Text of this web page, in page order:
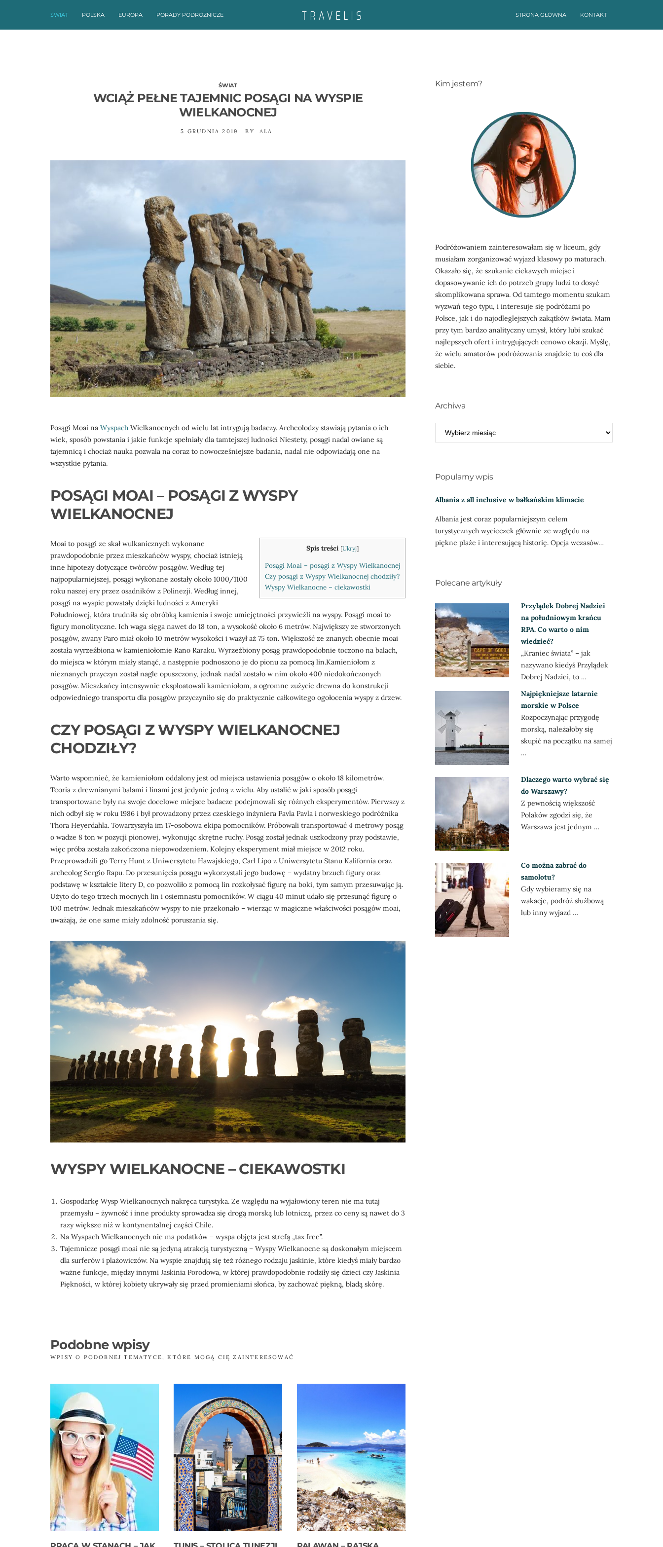
ŚWIAT POLSKA EUROPA PORADY PODRÓŻNICZE STRONA GŁÓWNA KONTAKT
ŚWIAT
WCIĄŻ PEŁNE TAJEMNIC POSĄGI NA WYSPIE
WIELKANOCNEJ
5 GRUDNIA 2019 BY ALA
Posągi Moai na Wyspach Wielkanocnych od wielu lat intrygują badaczy. Archeolodzy stawiają pytania o ich
wiek, sposób powstania i jakie funkcje spełniały dla tamtejszej ludności Niestety, posągi nadal owiane są
tajemnicą i chociaż nauka pozwala na coraz to nowocześniejsze badania, nadal nie odpowiadają one na
wszystkie pytania.
POSĄGI MOAI – POSĄGI Z WYSPY
WIELKANOCNEJ
Spis treści [Ukryj]
Posągi Moai – posągi z Wyspy Wielkanocnej
Czy posągi z Wyspy Wielkanocnej chodziły?
Wyspy Wielkanocne – ciekawostki
Moai to posągi ze skał wulkanicznych wykonane
prawdopodobnie przez mieszkańców wyspy, chociaż istnieją
inne hipotezy dotyczące twórców posągów. Według tej
najpopularniejszej, posągi wykonane zostały około 1000/1100
roku naszej ery przez osadników z Polinezji. Według innej,
posągi na wyspie powstały dzięki ludności z Ameryki
Południowej, która trudniła się obróbką kamienia i swoje umiejętności przywieźli na wyspy. Posągi moai to
figury monolityczne. Ich waga sięga nawet do 18 ton, a wysokość około 6 metrów. Największy ze stworzonych
posągów, zwany Paro miał około 10 metrów wysokości i ważył aż 75 ton. Większość ze znanych obecnie moai
została wyrzeźbiona w kamieniołomie Rano Raraku. Wyrzeźbiony posąg prawdopodobnie toczono na balach,
do miejsca w którym miały stanąć, a następnie podnoszono je do pionu za pomocą lin.Kamieniołom z
nieznanych przyczyn został nagle opuszczony, jednak nadal zostało w nim około 400 niedokończonych
posągów. Mieszkańcy intensywnie eksploatowali kamieniołom, a ogromne zużycie drewna do konstrukcji
odpowiedniego transportu dla posągów przyczyniło się do praktycznie całkowitego ogołocenia wyspy z drzew.
CZY POSĄGI Z WYSPY WIELKANOCNEJ
CHODZIŁY?
Warto wspomnieć, że kamieniołom oddalony jest od miejsca ustawienia posągów o około 18 kilometrów.
Teoria z drewnianymi balami i linami jest jedynie jedną z wielu. Aby ustalić w jaki sposób posągi
transportowane były na swoje docelowe miejsce badacze podejmowali się różnych eksperymentów. Pierwszy z
nich odbył się w roku 1986 i był prowadzony przez czeskiego inżyniera Pavla Pavla i norweskiego podróżnika
Thora Heyerdahla. Towarzyszyła im 17-osobowa ekipa pomocników. Próbowali transportować 4 metrowy posąg
o wadze 8 ton w pozycji pionowej, wykonując skrętne ruchy. Posąg został jednak uszkodzony przy podstawie,
więc próba została zakończona niepowodzeniem. Kolejny eksperyment miał miejsce w 2012 roku.
Przeprowadzili go Terry Hunt z Uniwersytetu Hawajskiego, Carl Lipo z Uniwersytetu Stanu Kalifornia oraz
archeolog Sergio Rapu. Do przesunięcia posągu wykorzystali jego budowę – wydatny brzuch figury oraz
podstawę w kształcie litery D, co pozwoliło z pomocą lin rozkołysać figurę na boki, tym samym przesuwając ją.
Użyto do tego trzech mocnych lin i osiemnastu pomocników. W ciągu 40 minut udało się przesunąć figurę o
100 metrów. Jednak mieszkańców wyspy to nie przekonało – wierząc w magiczne właściwości posągów moai,
uważają, że one same miały zdolność poruszania się.
WYSPY WIELKANOCNE – CIEKAWOSTKI
Gospodarkę Wysp Wielkanocnych nakręca turystyka. Ze względu na wyjałowiony teren nie ma tutaj
przemysłu – żywność i inne produkty sprowadza się drogą morską lub lotniczą, przez co ceny są nawet do 3
razy większe niż w kontynentalnej części Chile.
Na Wyspach Wielkanocnych nie ma podatków – wyspa objęta jest strefą „tax free”.
Tajemnicze posągi moai nie są jedyną atrakcją turystyczną – Wyspy Wielkanocne są doskonałym miejscem
dla surferów i plażowiczów. Na wyspie znajdują się też różnego rodzaju jaskinie, które kiedyś miały bardzo
ważne funkcje, między innymi Jaskinia Porodowa, w której prawdopodobnie rodziły się dzieci czy Jaskinia
Piękności, w której kobiety ukrywały się przed promieniami słońca, by zachować piękną, bladą skórę.
Podobne wpisy
WPISY O PODOBNEJ TEMATYCE, KTÓRE MOGĄ CIĘ ZAINTERESOWAĆ
Kim jestem?
Podróżowaniem zainteresowałam się w liceum, gdy
musiałam zorganizować wyjazd klasowy po maturach.
Okazało się, że szukanie ciekawych miejsc i
dopasowywanie ich do potrzeb grupy ludzi to dosyć
skomplikowana sprawa. Od tamtego momentu szukam
wyzwań tego typu, i interesuje się podróżami po
Polsce, jak i do najodleglejszych zakątków świata. Mam
przy tym bardzo analityczny umysł, który lubi szukać
najlepszych ofert i intrygujących cenowo okazji. Myślę,
że wielu amatorów podróżowania znajdzie tu coś dla
siebie.
Archiwa
Popularny wpis
Albania z all inclusive w bałkańskim klimacie
Albania jest coraz popularniejszym celem
turystycznych wycieczek głównie ze względu na
piękne plaże i interesującą historię. Opcja wczasów…
Polecane artykuły
Przylądek Dobrej Nadziei
na południowym krańcu
RPA. Co warto o nim
wiedzieć?
„Kraniec świata” – jak
nazywano kiedyś Przylądek
Dobrej Nadziei, to …
Najpiękniejsze latarnie
morskie w Polsce
Rozpoczynając przygodę
morską, należałoby się
skupić na początku na samej
…
Dlaczego warto wybrać się
do Warszawy?
Z pewnością większość
Polaków zgodzi się, że
Warszawa jest jednym …
Co można zabrać do
samolotu?
Gdy wybieramy się na
wakacje, podróż służbową
lub inny wyjazd …